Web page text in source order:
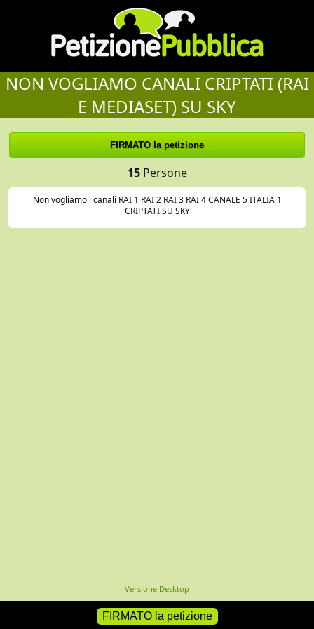
NON VOGLIAMO CANALI CRIPTATI (RAI
E MEDIASET) SU SKY
15Persone
Non vogliamo i canali RAI 1 RAI 2 RAI 3 RAI 4 CANALE 5 ITALIA 1
CRIPTATI SU SKY
Versione Desktop